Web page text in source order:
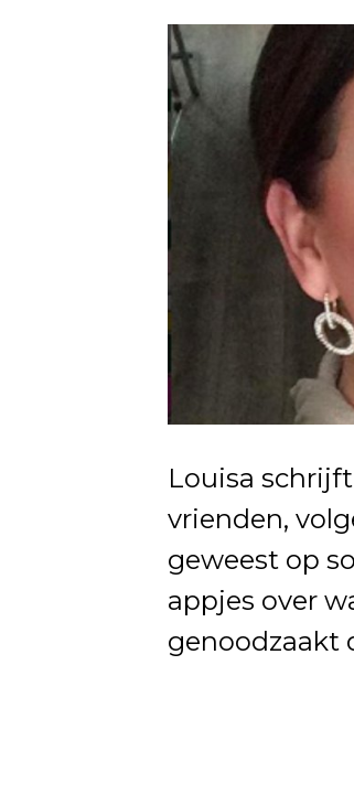
Louisa
vrienden,
geweest op
appjes over
genoodzaakt